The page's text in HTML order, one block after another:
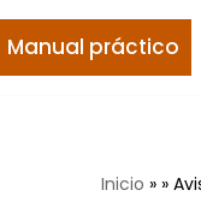
Manual práctico
Inicio » »